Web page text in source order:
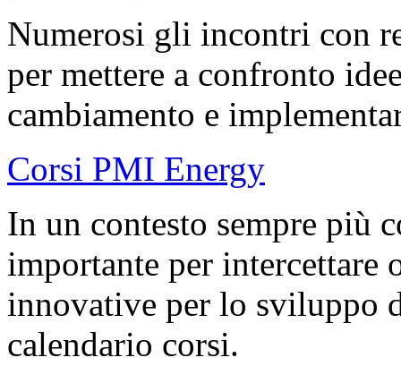
Numerosi gli incontri con
per mettere a confronto
cambiamento e
Corsi PMI Energy
In un contesto sempre più
importante per intercettare
innovative per lo sviluppo
calendario corsi.